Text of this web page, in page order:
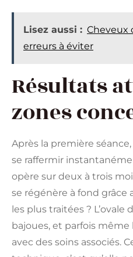
Lisez aussi : Cheveux
erreurs à éviter
Résultats
zones
Après la première
se raffermir
opère sur deux à trois
se régénère à fond grâce
les plus traitées ? L’ovale
bajoues, et parfois même
avec des soins associés.